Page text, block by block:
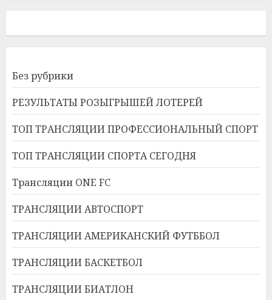
Без рубрики
РЕЗУЛЬТАТЫ РОЗЫГРЫШЕЙ ЛОТЕРЕЙ
ТОП ТРАНСЛЯЦИИ ПРОФЕССИОНАЛЬНЫЙ СПОРТ
ТОП ТРАНСЛЯЦИИ СПОРТА СЕГОДНЯ
Трансляции ONE FC
ТРАНСЛЯЦИИ АВТОСПОРТ
ТРАНСЛЯЦИИ АМЕРИКАНСКИЙ ФУТББОЛ
ТРАНСЛЯЦИИ БАСКЕТБОЛ
ТРАНСЛЯЦИИ БИАТЛОН